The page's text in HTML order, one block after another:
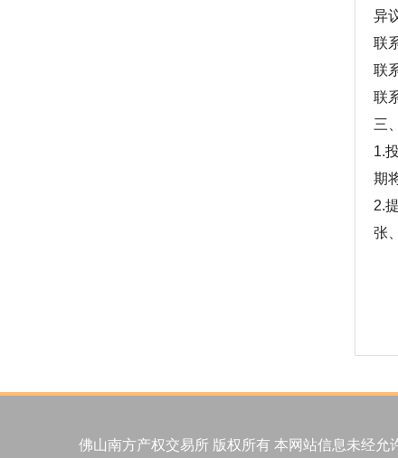
异
联
联
联
三
1.
期
2.
张
佛山南方产权交易所 版权所有 本网站信息未经允